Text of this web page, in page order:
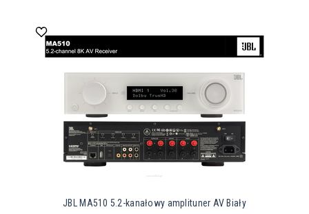
JBL MA510 5.2-kanałowy amplituner AV Biały